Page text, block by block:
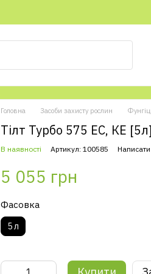
Головна Засоби захисту рослин
Тілт Турбо 575 EC, КЕ [5л]
В наявності Артикул: 100585 Написати
5 055 грн
Фасовка
5 л